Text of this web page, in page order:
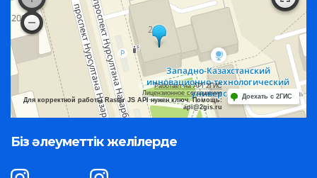
Работает на API 2ГИС
Лицензионное соглашение
Для корректной работы Raster JS API нужен ключ. Помощь:
api@2gis.ru
Доехать с 2ГИС
Біз әлеуметтік желілерде